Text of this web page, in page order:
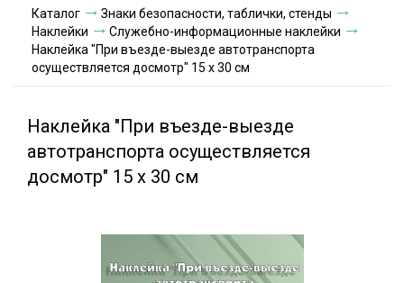
Условия доставки
Условия оплаты
Акции и скидки
Каталог
Знаки безопасности, таблички, стенды
Наклейки
Служебно-информационные наклейки
Наклейка "При въезде-выезде автотранспорта
осуществляется досмотр" 15 х 30 см
Наклейка "При въезде-выезде
автотранспорта осуществляется
досмотр" 15 х 30 см